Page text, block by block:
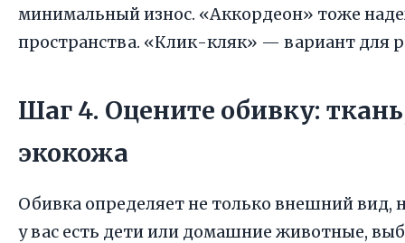
минимальный износ. «Аккордеон» тоже
пространства. «Клик-кляк» — вариант для
Шаг 4. Оцените обивку:
экокожа
Обивка определяет не только внешний вид,
у вас есть дети или домашние животные,